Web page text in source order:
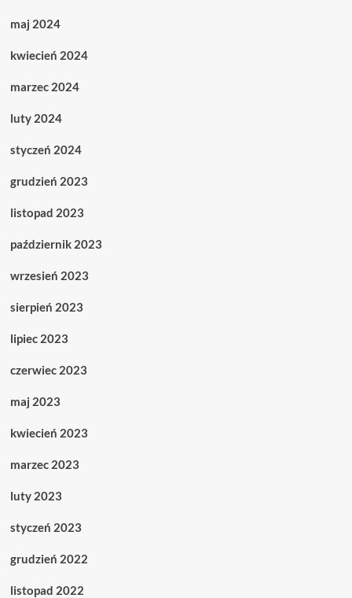
maj 2024
kwiecień 2024
marzec 2024
luty 2024
styczeń 2024
grudzień 2023
listopad 2023
październik 2023
wrzesień 2023
sierpień 2023
lipiec 2023
czerwiec 2023
maj 2023
kwiecień 2023
marzec 2023
luty 2023
styczeń 2023
grudzień 2022
listopad 2022